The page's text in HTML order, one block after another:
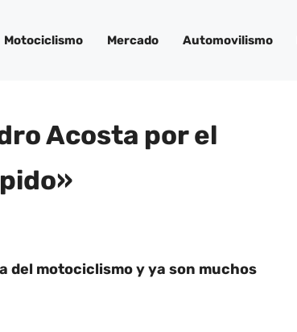
Motociclismo Mercado Automovilismo
Acosta por el
del motociclismo y ya son muchos